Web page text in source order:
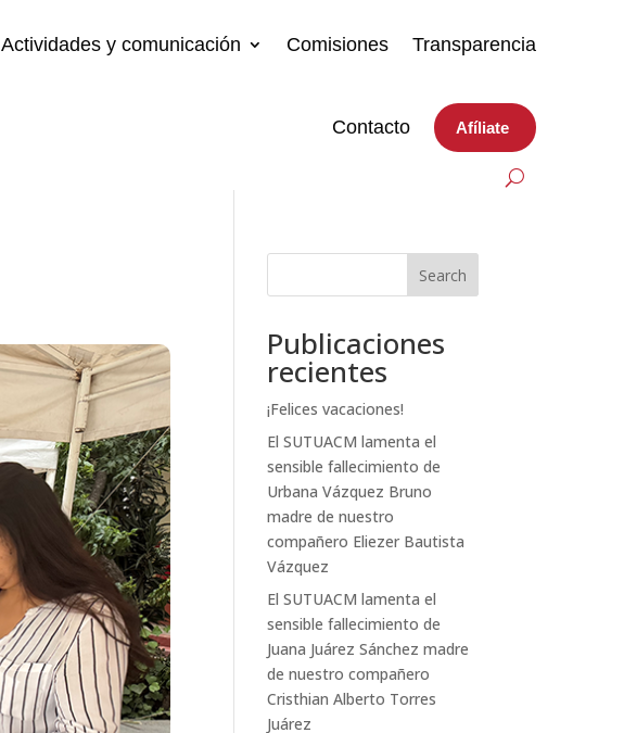
Actividades y comunicación Comisiones Transparencia
Contacto Afíliate
Search
Publicaciones
recientes
¡Felices vacaciones!
El SUTUACM lamenta el
sensible fallecimiento de
Urbana Vázquez Bruno
madre de nuestro
compañero Eliezer Bautista
Vázquez
El SUTUACM lamenta el
sensible fallecimiento de
Juana Juárez Sánchez madre
de nuestro compañero
Cristhian Alberto Torres
Juárez